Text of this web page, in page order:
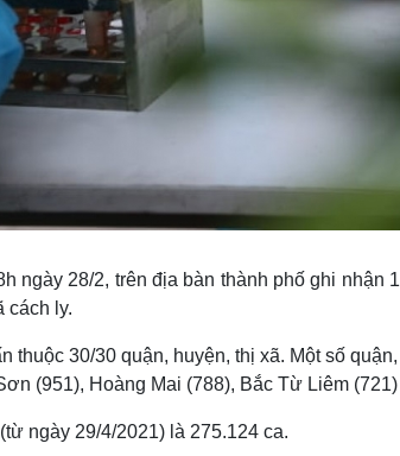
ngày 28/2, trên địa bàn thành phố ghi nhận
cách ly.
thuộc 30/30 quận, huyện, thị xã. Một số
(951), Hoàng Mai (788), Bắc Từ Liêm
ngày 29/4/2021) là 275.124 ca.